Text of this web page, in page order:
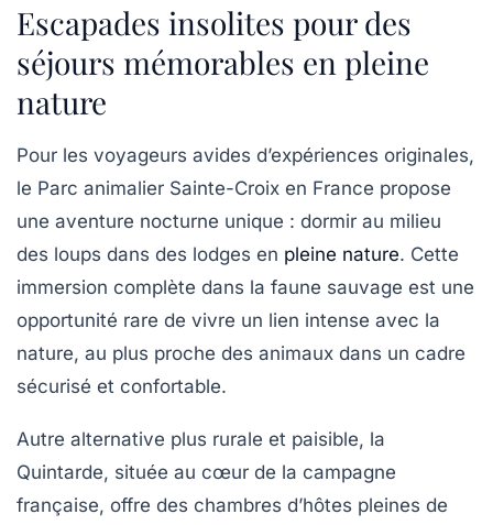
Escapades insolites pour des
séjours mémorables en pleine
nature
Pour les voyageurs avides d’expériences originales,
le Parc animalier Sainte-Croix en France propose
une aventure nocturne unique : dormir au milieu
des loups dans des lodges en pleine nature. Cette
immersion complète dans la faune sauvage est une
opportunité rare de vivre un lien intense avec la
nature, au plus proche des animaux dans un cadre
sécurisé et confortable.
Autre alternative plus rurale et paisible, la
Quintarde, située au cœur de la campagne
française, offre des chambres d’hôtes pleines de